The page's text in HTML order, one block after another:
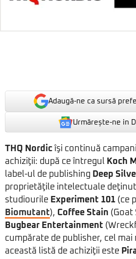
Adaugă-ne ca sursă
Urmărește-ne in
THQ Nordic îşi continuă
achiziţii: după ce întregul Koch
label-ul de publishing Deep
proprietăţile intelectuale
studiourile Experiment 101 (ce
Biomutant), Coffee Stain (Goat
Bugbear Entertainment
cumpărate de publisher, cel mai
această listă de achiziţii este